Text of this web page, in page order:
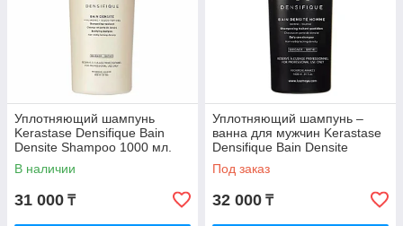
Уплотняющий шампунь
Kerastase Densifique Bain
Densite Shampoo 1000 мл.
В наличии
31 000 ₸
Уплотняющий шампунь –
ванна для мужчин Kerastase
Densifique Bain Densite
Homme Shampoo 1000 мл.
Под заказ
32 000 ₸